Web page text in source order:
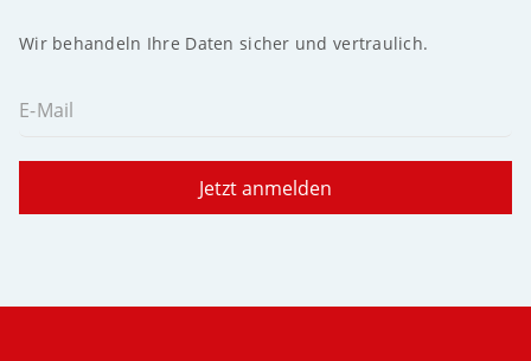
Wir behandeln Ihre Daten sicher und vertraulich.
E-Mail
Jetzt anmelden